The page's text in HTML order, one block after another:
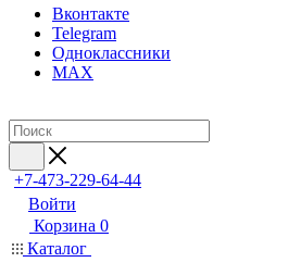
Вконтакте
Telegram
Одноклассники
MAX
+7-473-229-64-44
Войти
Корзина 0
Каталог